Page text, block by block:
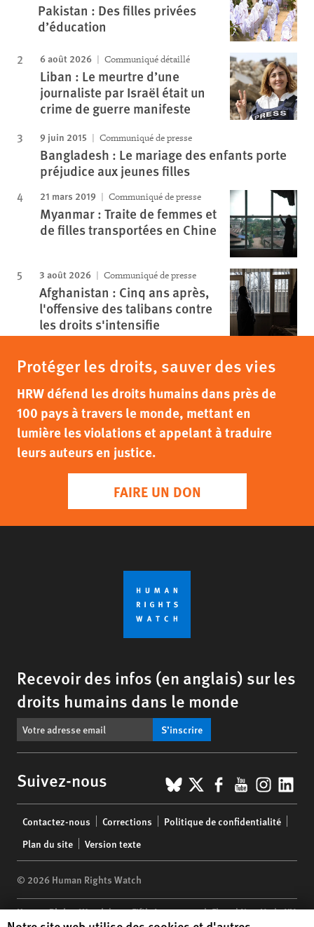
Pakistan : Des filles privées
d’éducation
6 août 2026 Communiqué détaillé
Liban : Le meurtre d’une
journaliste par Israël était un
crime de guerre manifeste
9 juin 2015 Communiqué de presse
Bangladesh : Le mariage des enfants porte
préjudice aux jeunes filles
21 mars 2019 Communiqué de presse
Myanmar : Traite de femmes et
de filles transportées en Chine
3 août 2026 Communiqué de presse
Afghanistan : Cinq ans après,
l'offensive des talibans contre
les droits s'intensifie
Protéger les droits, sauver des vies
HRW défend les droits humains dans près de
100 pays à travers le monde, mettant en
lumière les violations et appelant à traduire
leurs auteurs en justice.
FAIRE UN DON
Recevoir des infos (en anglais) sur les
droits humains dans le monde
S’inscrire
Suivez-nous BlueSky
X Facebook
YouTube
menu
Contactez-nous Corrections
Politique de confidentialité
Plan du site
Version texte
© 2026 Human Rights Watch
Human Rights Watch| 350 Fifth Avenue, 34th Floor | New York,NY